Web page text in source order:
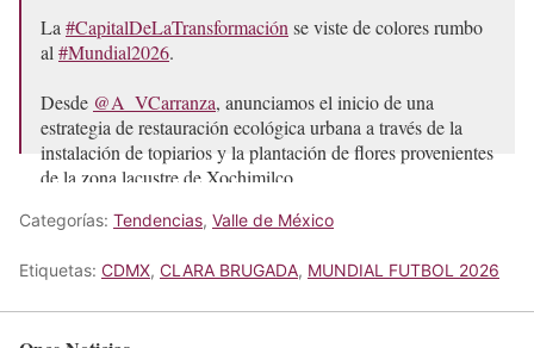
La #CapitalDeLaTransformación se viste de colores rumbo
al #Mundial2026.
Desde @A_VCarranza, anunciamos el inicio de una
estrategia de restauración ecológica urbana a través de la
instalación de topiarios y la plantación de flores provenientes
de la zona lacustre de Xochimilco…
2026
Categorías: Tendencias, Valle de México
Etiquetas: CDMX, CLARA BRUGADA, MUNDIAL FUTBOL 2026